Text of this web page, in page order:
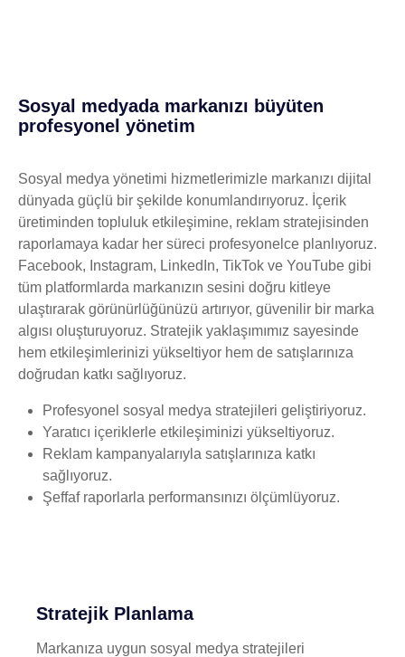
Sosyal medyada markanızı büyüten
profesyonel yönetim
Sosyal medya yönetimi hizmetlerimizle markanızı dijital
dünyada güçlü bir şekilde konumlandırıyoruz. İçerik
üretiminden topluluk etkileşimine, reklam stratejisinden
raporlamaya kadar her süreci profesyonelce planlıyoruz.
Facebook, Instagram, LinkedIn, TikTok ve YouTube gibi
tüm platformlarda markanızın sesini doğru kitleye
ulaştırarak görünürlüğünüzü artırıyor, güvenilir bir marka
algısı oluşturuyoruz. Stratejik yaklaşımımız sayesinde
hem etkileşimlerinizi yükseltiyor hem de satışlarınıza
doğrudan katkı sağlıyoruz.
Profesyonel sosyal medya stratejileri geliştiriyoruz.
Yaratıcı içeriklerle etkileşiminizi yükseltiyoruz.
Reklam kampanyalarıyla satışlarınıza katkı
sağlıyoruz.
Şeffaf raporlarla performansınızı ölçümlüyoruz.
Stratejik Planlama
Markanıza uygun sosyal medya stratejileri